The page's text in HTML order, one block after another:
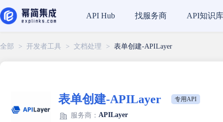
API Hub 找服务商 API知识库
全部 > 开发者工具 > 文档处理 > 表单创建-APILayer
表单创建-APILayer 专用API
服务商： APILayer